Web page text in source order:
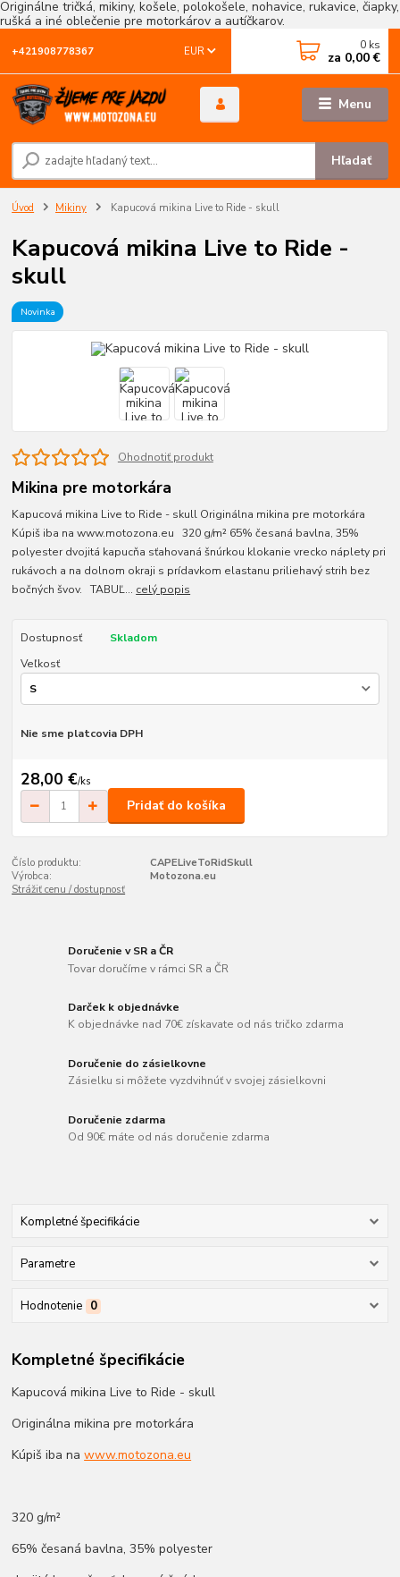
Originálne tričká, mikiny, košele, polokošele, nohavice, rukavice, čiapky,
rušká a iné oblečenie pre motorkárov a autíčkarov.
Menu
EUR
Hľadať
+421908778367 0 ks
za 0,00 €
Úvod Mikiny Kapucová mikina Live to Ride - skull
Kapucová mikina Live to Ride -
skull
Novinka
Ohodnotiť produkt
Mikina pre motorkára
Kapucová mikina Live to Ride - skull Originálna mikina pre motorkára
Kúpiš iba na www.motozona.eu 320 g/m² 65% česaná bavlna, 35%
polyester dvojitá kapucňa sťahovaná šnúrkou klokanie vrecko náplety pri
rukávoch a na dolnom okraji s prídavkom elastanu priliehavý strih bez
bočných švov. TABUĽ... celý popis
Dostupnosť
Skladom
Veľkosť
Nie sme platcovia DPH
28,00 €/ks
Pridať do košíka
Číslo produktu:
CAPELiveToRidSkull
Výrobca:
Motozona.eu
Strážiť cenu / dostupnosť
Doručenie v SR a ČR
Tovar doručíme v rámci SR a ČR
Darček k objednávke
K objednávke nad 70€ získavate od nás tričko zdarma
Doručenie do zásielkovne
Zásielku si môžete vyzdvihnúť v svojej zásielkovni
Doručenie zdarma
Od 90€ máte od nás doručenie zdarma
Kompletné špecifikácie
Parametre
Hodnotenie 0
Kompletné špecifikácie
Kapucová mikina Live to Ride - skull
Originálna mikina pre motorkára
Kúpiš iba nawww.motozona.eu
320 g/m²
65% česaná bavlna, 35% polyester